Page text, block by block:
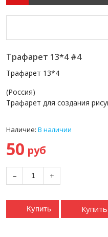
Трафарет 13*4 #4
Трафарет 13*4
(Россия)
Трафарет для создания
Наличие: В наличии
50 руб
− +
Купить